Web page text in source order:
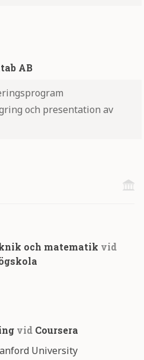
AB
och presentation av
och matematik vid
vid Coursera
University